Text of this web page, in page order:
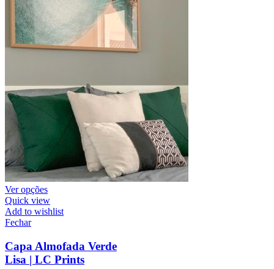
Ver opções
Quick view
Add to wishlist
Fechar
Capa Almofada Verde
Lisa | LC Prints